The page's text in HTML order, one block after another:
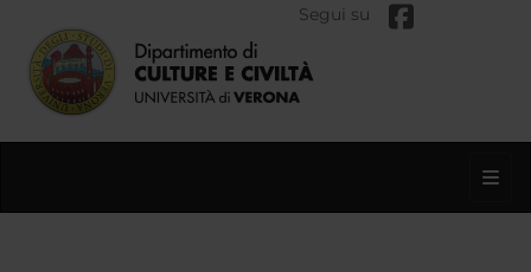
Segui su